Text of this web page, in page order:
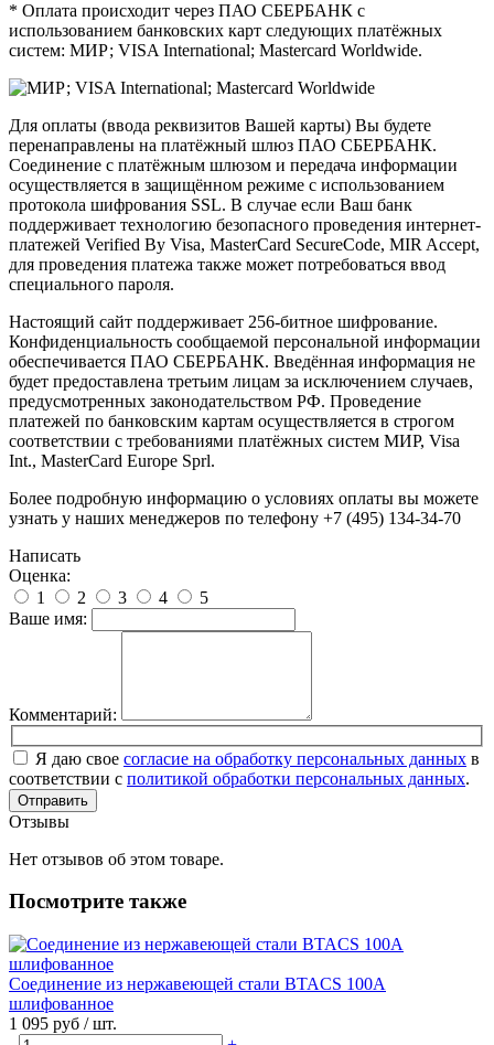
* Оплата происходит через ПАО СБЕРБАНК с
использованием банковских карт следующих платёжных
систем: МИР; VISA International; Mastercard Worldwide.
Для оплаты (ввода реквизитов Вашей карты) Вы будете
перенаправлены на платёжный шлюз ПАО СБЕРБАНК.
Соединение с платёжным шлюзом и передача информации
осуществляется в защищённом режиме с использованием
протокола шифрования SSL. В случае если Ваш банк
поддерживает технологию безопасного проведения интернет-
платежей Verified By Visa, MasterCard SecureCode, MIR Accept,
для проведения платежа также может потребоваться ввод
специального пароля.
Настоящий сайт поддерживает 256-битное шифрование.
Конфиденциальность сообщаемой персональной информации
обеспечивается ПАО СБЕРБАНК. Введённая информация не
будет предоставлена третьим лицам за исключением случаев,
предусмотренных законодательством РФ. Проведение
платежей по банковским картам осуществляется в строгом
соответствии с требованиями платёжных систем МИР, Visa
Int., MasterCard Europe Sprl.
Более подробную информацию о условиях оплаты вы можете
узнать у наших менеджеров по телефону +7 (495) 134-34-70
Написать
Оценка:
1
2 3 4
5
Ваше имя:
Комментарий:
Я даю свое согласие на обработку персональных данных в
соответствии с политикой обработки персональных данных.
Отправить
Отзывы
Нет отзывов об этом товаре.
Посмотрите также
Соединение из нержавеющей стали BTACS 100А
шлифованное
1 095 руб / шт.